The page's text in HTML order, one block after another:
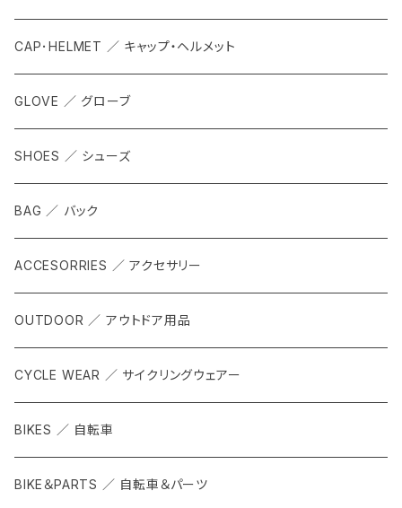
CAP･HELMET ／ キャップ・ヘルメット
GLOVE ／ グローブ
SHOES ／ シューズ
BAG ／ バック
ACCESORRIES ／ アクセサリー
OUTDOOR ／ アウトドア用品
CYCLE WEAR ／ サイクリングウェアー
BIKES ／ 自転車
BIKE＆PARTS ／ 自転車＆パーツ